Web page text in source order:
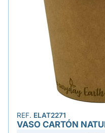
REF. ELAT2271
VASO CARTÓN